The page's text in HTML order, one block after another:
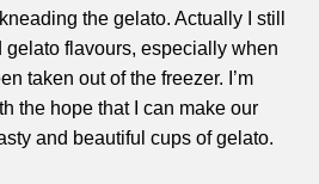
the gelato. Actually I still
gelato flavours, especially when
taken out of the freezer. I’m
the hope that I can make our
and beautiful cups of gelato.